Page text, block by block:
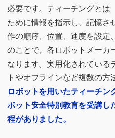
必要です。ティーチングとは
ために情報を指示し、記憶さ
作の順序、位置、速度を設定
のことで、各ロボットメーカ
なります。実用化されている
トやオフラインなど複数の方
ロボットを用いたティーチン
ボット安全特別教育を受講し
程がありました。